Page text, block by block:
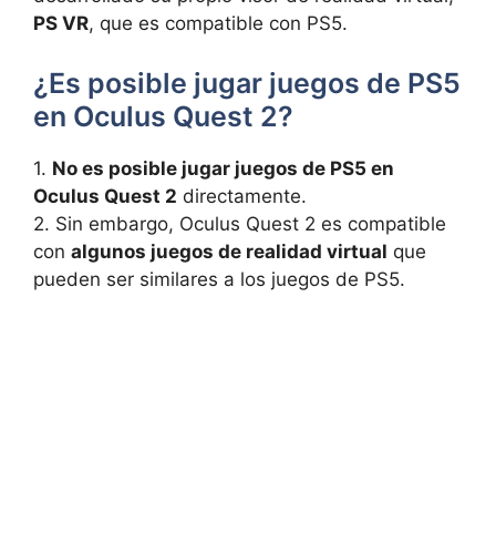
PS VR, que es ⁣compatible con⁤ PS5.
¿Es posible jugar juegos de PS5
en Oculus Quest 2?
1. No es posible ​jugar juegos de​ PS5 en​
Oculus Quest‌ 2 ⁤directamente.
2. ‌Sin embargo, Oculus Quest‌ 2 ‌es compatible
con algunos‍ juegos de realidad virtual que
pueden ‌ser⁣ similares a los ​juegos de⁢ PS5.